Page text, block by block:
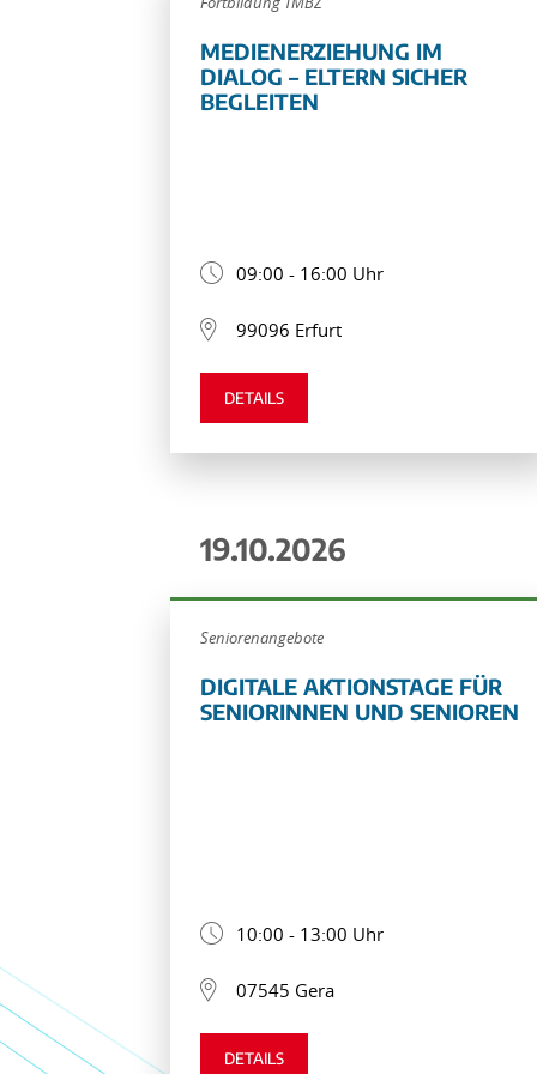
MEDIENERZIEHUNG IM
DIALOG – ELTERN SICHER
BEGLEITEN
09:00 - 16:00 Uhr
99096 Erfurt
DETAILS
19.10.2026
Seniorenangebote
DIGITALE AKTIONSTAGE FÜR
SENIORINNEN UND SENIOREN
10:00 - 13:00 Uhr
07545 Gera
DETAILS